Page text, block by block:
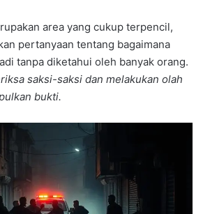
area yang cukup terpencil,
pertanyaan tentang bagaimana
tanpa diketahui oleh banyak orang.
saksi-saksi dan melakukan olah
bukti.